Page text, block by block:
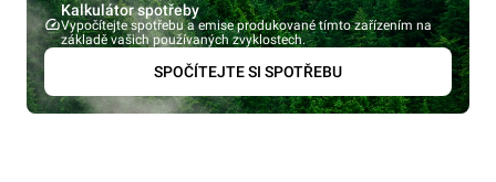
Kalkulátor spotřeby
Vypočítejte spotřebu a emise produkované tímto zařízením na
základě vašich používaných zvyklostech.
SPOČÍTEJTE SI SPOTŘEBU